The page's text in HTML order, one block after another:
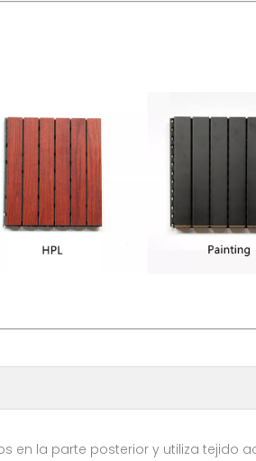
en la parte posterior y utiliza tejido